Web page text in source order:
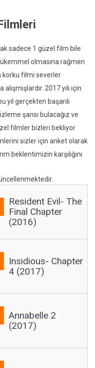
sadece 1 güzel film bile
olmasına rağmen
korku filmi severler
2017 yılı için
yıl gerçekten başarılı
şansı bulacağız ve
filmler bizleri bekliyor
sizler için anket olarak
beklentimizin karşılığını
Resident Evil- The
Final Chapter
(2016)
Insidious- Chapter
4 (2017)
Annabelle 2
(2017)